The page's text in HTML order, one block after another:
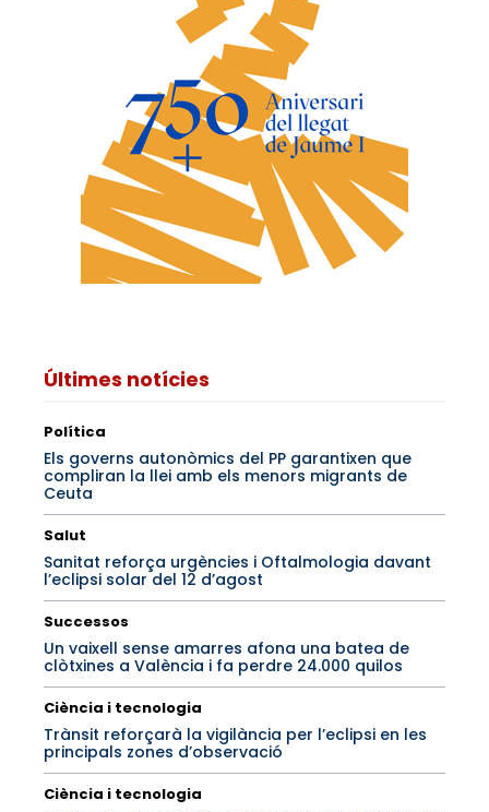
Últimes notícies
Política
Els governs autonòmics del PP garantixen que
compliran la llei amb els menors migrants de
Ceuta
Salut
Sanitat reforça urgències i Oftalmologia davant
l’eclipsi solar del 12 d’agost
Successos
Un vaixell sense amarres afona una batea de
clòtxines a València i fa perdre 24.000 quilos
Ciència i tecnologia
Trànsit reforçarà la vigilància per l’eclipsi en les
principals zones d’observació
Ciència i tecnologia